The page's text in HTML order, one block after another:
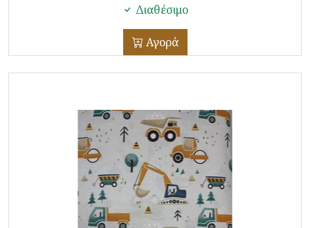
Διαθέσιμο
Αγορά